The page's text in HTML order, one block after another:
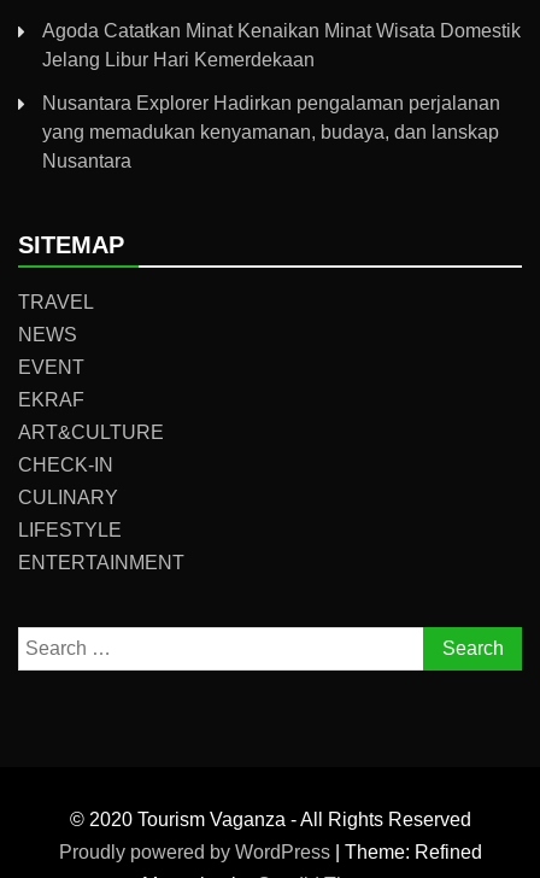
Agoda Catatkan Minat Kenaikan Minat Wisata Domestik
Jelang Libur Hari Kemerdekaan
Nusantara Explorer Hadirkan pengalaman perjalanan
yang memadukan kenyamanan, budaya, dan lanskap
Nusantara
SITEMAP
TRAVEL
NEWS
EVENT
EKRAF
ART&CULTURE
CHECK-IN
CULINARY
LIFESTYLE
ENTERTAINMENT
Search
for:
© 2020 Tourism Vaganza - All Rights Reserved
Proudly powered by WordPress
Theme: Refined